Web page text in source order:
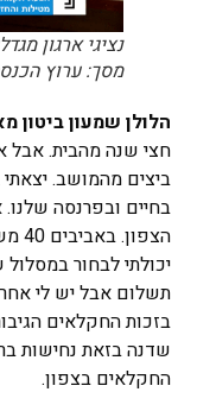
נציגי ארגון
מסך: ערוץ
הלולן שמעון ביטון
חצי שנה מהבית. אבל
ביצים מהמושב.
בחיים ובפרנסה שלנו.
יכולתי לבחור
תשלום אבל יש לי
שדנה בזאת נחישות
החקלאים בצפון.